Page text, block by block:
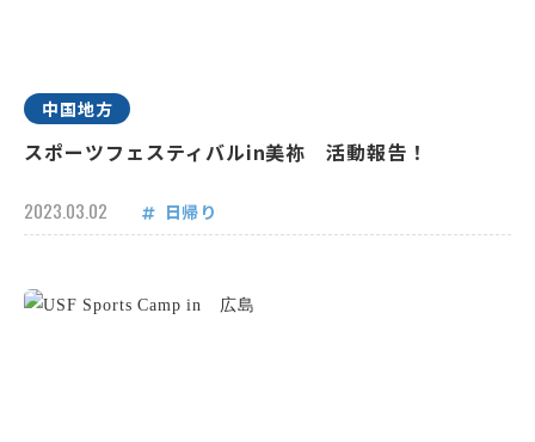
中国地方
スポーツフェスティバルin美祢 活動報告！
2023.03.02 日帰り